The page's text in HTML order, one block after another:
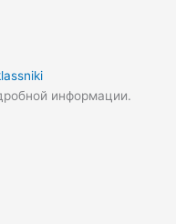
информации.